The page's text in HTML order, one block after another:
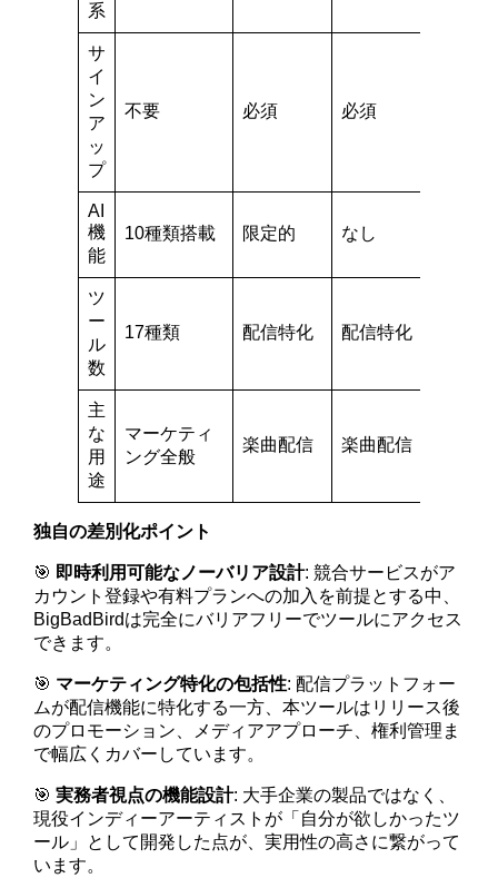
系
サ
イ
ン
ア
ッ
プ
不要 必須 必須
AI
機
能
10種類搭載 限定的 なし
ツ
ー
ル
数
17種類 配信特化 配信特化
主
な
用
途
マーケティ
ング全般
楽曲配信 楽曲配信
独自の差別化ポイント
🎯 即時利用可能なノーバリア設計: 競合サービスがア
カウント登録や有料プランへの加入を前提とする中、
BigBadBirdは完全にバリアフリーでツールにアクセス
できます。
🎯 マーケティング特化の包括性: 配信プラットフォー
ムが配信機能に特化する一方、本ツールはリリース後
のプロモーション、メディアアプローチ、権利管理ま
で幅広くカバーしています。
🎯実務者視点の機能設計: 大手企業の製品ではなく、
現役インディーアーティストが「自分が欲しかったツ
ール」として開発した点が、実用性の高さに繋がって
います。